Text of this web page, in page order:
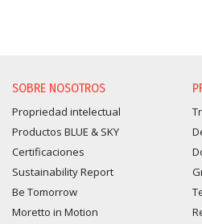
SOBRE NOSOTROS
Propriedad intelectual
Productos BLUE & SKY
Certificaciones
Sustainability Report
Be Tomorrow
Moretto in Motion